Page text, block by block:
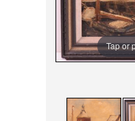
Tap or